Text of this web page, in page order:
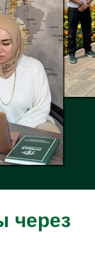
через